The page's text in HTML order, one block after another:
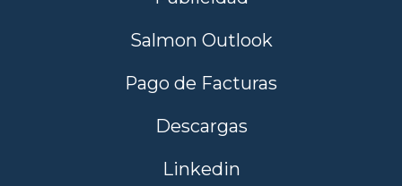
Salmon Outlook
Pago de Facturas
Descargas
Linkedin